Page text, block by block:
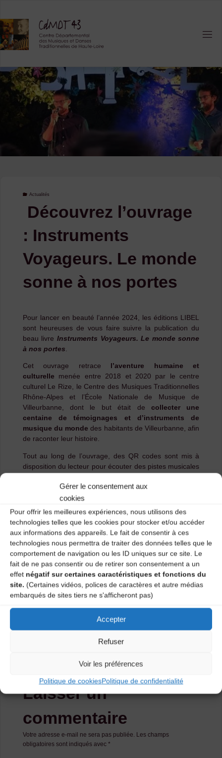
Gérer le consentement aux
cookies
Pour offrir les meilleures expériences, nous utilisons des
technologies telles que les cookies pour stocker et/ou accéder
aux informations des appareils. Le fait de consentir à ces
technologies nous permettra de traiter des données telles que le
comportement de navigation ou les ID uniques sur ce site. Le
fait de ne pas consentir ou de retirer son consentement a un
effet négatif sur certaines caractéristiques et fonctions du
site. (Certaines vidéos, polices de caractères et autre médias
embarqués de sites tiers ne s'afficheront pas)
Accepter
Refuser
Voir les préférences
Politique de cookiesPolitique de confidentialité
content
Actualités
Découvrez l’ouvrage
: Instruments
Voyageurs. Le monde
sonne à nos portes
Pour lancer en beauté l’année 2024, les éditions LIBEL
sont heureuses de vous faire suivre la publication du
beau livre Instruments Voyageurs. Le monde sonne
à nos portes
Cet ouvrage retrace
l’aventure humaine et
culturelle menée entre 2018 et 2020 par le centre
culturel Le Rize, le Centre des Musiques Traditionnelles
Rhône-Alpes et l’École Nationale de Musique de
Villeurbanne, dont le but était decollecter une
centaine de témoignages et d’instruments de
musique du mondedes habitants de Villeurbanne, afin
de raconter leur histoire.
Tout au long de l’ouvrage, des QR codes sont mis à
disposition du lecteur pour écouter des pistes musicales
personnes présentées.
directement sur notre site via celien.
Et pour feuilleter un extrait, vous pouvez suivre celien
Renseignements :
Editions LIBEL / 04 72 16 93 72
9, rue Franklin 69002 Lyon
www.editions-libel.fr
MINI-STAGES DE DANSES
TRADITIONNELLES À SAINTE-SIGOLÈNE
Laisser un
commentaire
Votre adresse e-mail ne sera pas publiée. Les champs
obligatoires sont indiqués avec *